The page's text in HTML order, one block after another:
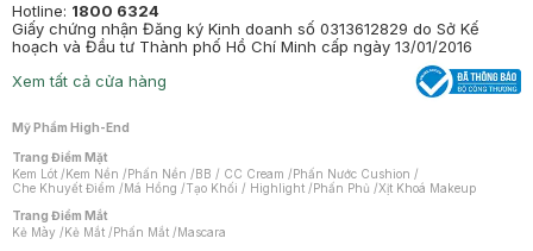
Hotline: 1800 6324
Giấy chứng nhận Đăng ký Kinh doanh số 0313612829 do Sở Kế
hoạch và Đầu tư Thành phố Hồ Chí Minh cấp ngày 13/01/2016
Xem tất cả cửa hàng
Mỹ Phẩm High-End
Trang Điểm Mặt
Kem Lót /Kem Nền /Phấn Nền /BB / CC Cream /Phấn Nước Cushion /
Che Khuyết Điểm /Má Hồng /Tạo Khối / Highlight /Phấn Phủ /Xịt Khoá Makeup
Trang Điểm Mắt
Kẻ Mày /Kẻ Mắt /Phấn Mắt /Mascara